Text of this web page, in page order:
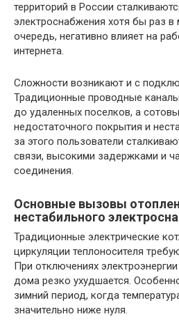
территорий в России
электроснабжения хотя бы раз
очередь, негативно влияет на
интернета.
Сложности возникают и с
Традиционные проводные
до удаленных поселков, а
недостаточного покрытия и
за этого пользователи
связи, высокими задержками и
соединения.
Основные вызовы
нестабильного
Традиционные электрические
циркуляции теплоносителя
При отключениях
дома резко ухудшается.
зимний период, когда
значительно ниже нуля.